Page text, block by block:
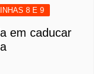
8 E 9
em caducar